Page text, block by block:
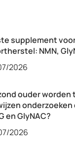
supplement
NMN,
2026
ouder worden
onderzoeken
en GlyNAC?
2026